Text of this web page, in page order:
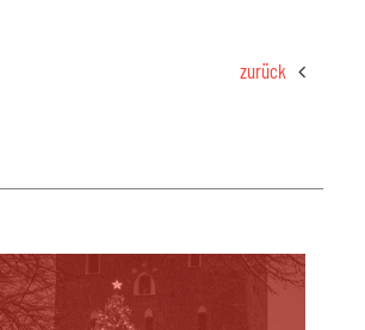
zurück